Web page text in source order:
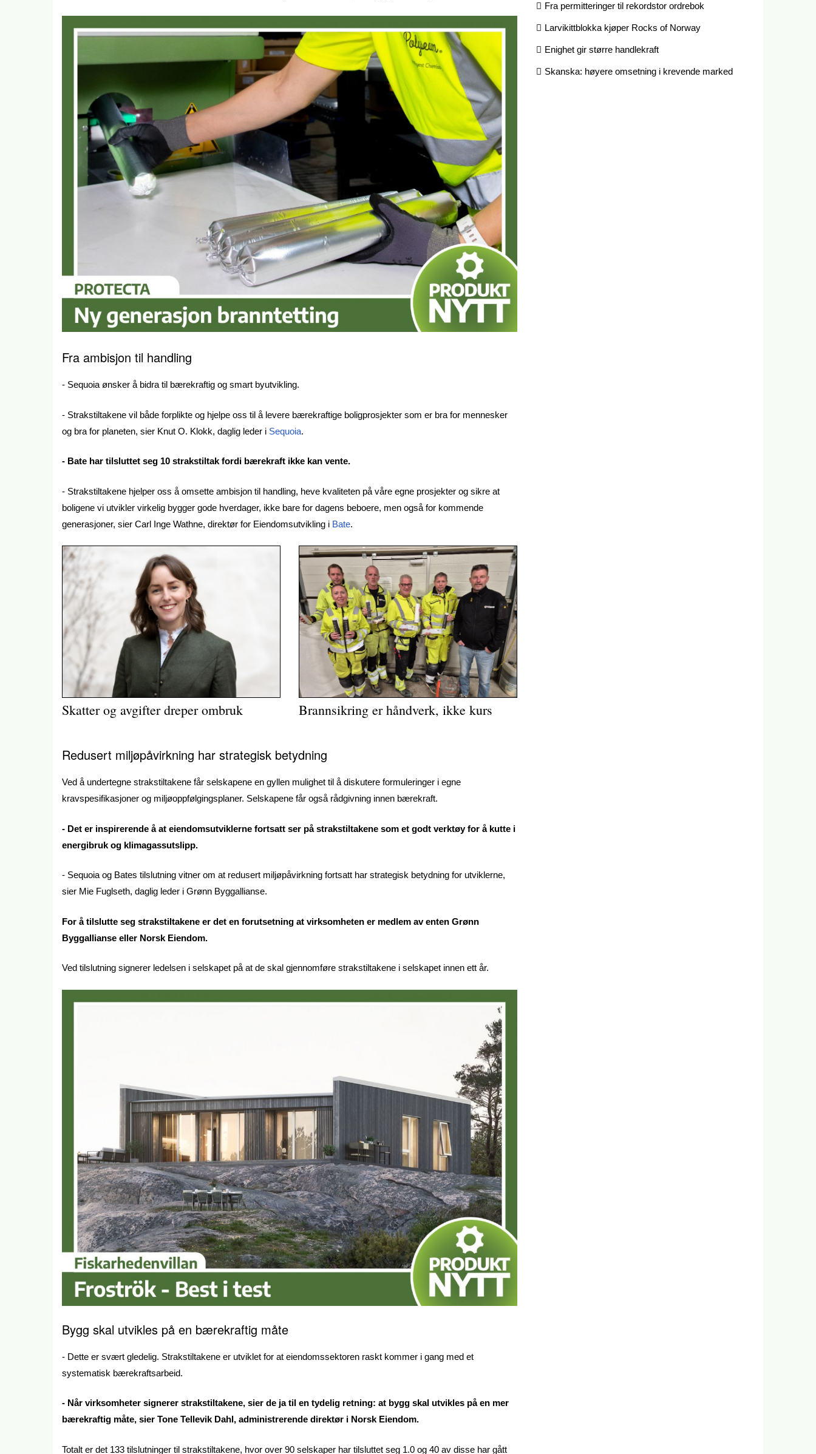
Fra ambisjon til handling
- Sequoia ønsker å bidra til bærekraftig og smart byutvikling.
- Strakstiltakene vil både forplikte og hjelpe oss til å levere bærekraftige boligprosjekter som er bra for mennesker
og bra for planeten, sier Knut O. Klokk, daglig leder i Sequoia.
- Bate har tilsluttet seg 10 strakstiltak fordi bærekraft ikke kan vente.
- Strakstiltakene hjelper oss å omsette ambisjon til handling, heve kvaliteten på våre egne prosjekter og sikre at
boligene vi utvikler virkelig bygger gode hverdager, ikke bare for dagens beboere, men også for kommende
generasjoner, sier Carl Inge Wathne, direktør for Eiendomsutvikling i Bate.
Skatter og avgifter dreper ombruk Brannsikring er håndverk, ikke kurs
Redusert miljøpåvirkning har strategisk betydning
Ved å undertegne strakstiltakene får selskapene en gyllen mulighet til å diskutere formuleringer i egne
kravspesifikasjoner og miljøoppfølgingsplaner. Selskapene får også rådgivning innen bærekraft.
- Det er inspirerende å at eiendomsutviklerne fortsatt ser på strakstiltakene som et godt verktøy for å kutte i
energibruk og klimagassutslipp.
- Sequoia og Bates tilslutning vitner om at redusert miljøpåvirkning fortsatt har strategisk betydning for utviklerne,
sier Mie Fuglseth, daglig leder i Grønn Byggallianse.
For å tilslutte seg strakstiltakene er det en forutsetning at virksomheten er medlem av enten Grønn
Byggallianse eller Norsk Eiendom.
Ved tilslutning signerer ledelsen i selskapet på at de skal gjennomføre strakstiltakene i selskapet innen ett år.
Bygg skal utvikles på en bærekraftig måte
- Dette er svært gledelig. Strakstiltakene er utviklet for at eiendomssektoren raskt kommer i gang med et
systematisk bærekraftsarbeid.
- Når virksomheter signerer strakstiltakene, sier de ja til en tydelig retning: at bygg skal utvikles på en mer
bærekraftig måte, sier Tone Tellevik Dahl, administrerende direktør i Norsk Eiendom.
Totalt er det 133 tilslutninger til strakstiltakene, hvor over 90 selskaper har tilsluttet seg 1.0 og 40 av disse har gått
Fra permitteringer til rekordstor ordrebok
Larvikittblokka kjøper Rocks of Norway
Enighet gir større handlekraft
Skanska: høyere omsetning i krevende marked